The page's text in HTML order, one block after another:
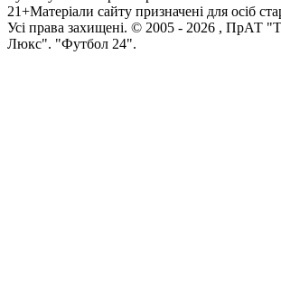
21+Матеріали сайту призначені для осіб
Усi права захищенi. © 2005 - 2026 , ПрАТ
Люкс". "Футбол 24".